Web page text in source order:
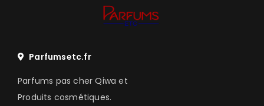
Parfumsetc.fr
Parfums pas cher Qiwa et
Produits cosmétiques.